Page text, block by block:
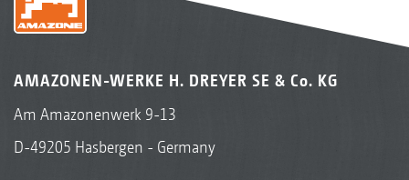
AMAZONEN-WERKE H. DREYER SE & Co. KG
Am Amazonenwerk 9-13
D-49205 Hasbergen - Germany